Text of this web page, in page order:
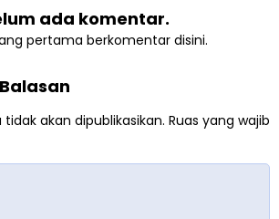
ada komentar.
pertama berkomentar disini.
akan dipublikasikan. Ruas yang wajib